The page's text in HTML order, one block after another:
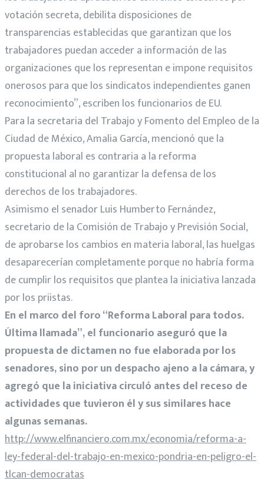
votación secreta, debilita disposiciones de
transparencias establecidas que garantizan que los
trabajadores puedan acceder a información de las
organizaciones que los representan e impone requisitos
onerosos para que los sindicatos independientes ganen
reconocimiento”, escriben los funcionarios de EU.
Para la secretaria del Trabajo y Fomento del Empleo de la
Ciudad de México, Amalia García, mencionó que la
propuesta laboral es contraria a la reforma
constitucional al no garantizar la defensa de los
derechos de los trabajadores.
Asimismo el senador Luis Humberto Fernández,
secretario de la Comisión de Trabajo y Previsión Social,
de aprobarse los cambios en materia laboral, las huelgas
desaparecerían completamente porque no habría forma
de cumplir los requisitos que plantea la iniciativa lanzada
por los priistas.
En el marco del foro “Reforma Laboral para todos.
Última llamada”, el funcionario aseguró que la
propuesta de dictamen no fue elaborada por los
senadores, sino por un despacho ajeno a la cámara, y
agregó que la iniciativa circuló antes del receso de
actividades que tuvieron él y sus similares hace
algunas semanas.
http://www.elfinanciero.com.mx/economia/reforma-a-
ley-federal-del-trabajo-en-mexico-pondria-en-peligro-el-
tlcan-democratas